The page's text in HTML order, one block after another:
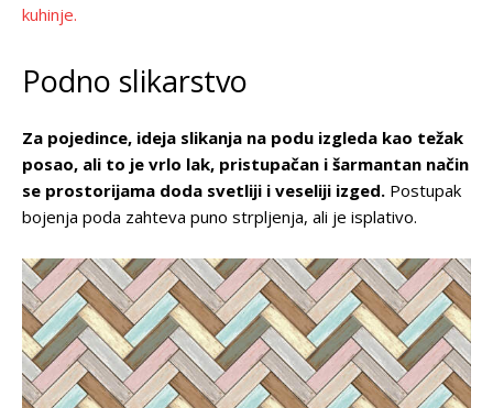
kuhinje.
Podno slikarstvo
Za pojedince, ideja slikanja na podu izgleda kao težak
posao, ali to je vrlo lak, pristupačan i šarmantan način
se prostorijama doda svetliji i veseliji izged. Postupak
bojenja poda zahteva puno strpljenja, ali je isplativo.